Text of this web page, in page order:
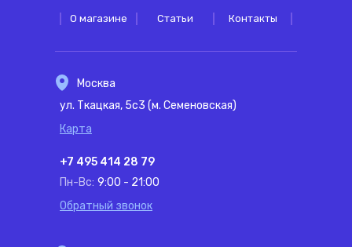
О магазине Статьи Контакты
Москва
ул. Ткацкая, 5с3 (м. Семеновская)
Карта
+7 495 414 28 79
Пн-Вс: 9:00 - 21:00
Обратный звонок